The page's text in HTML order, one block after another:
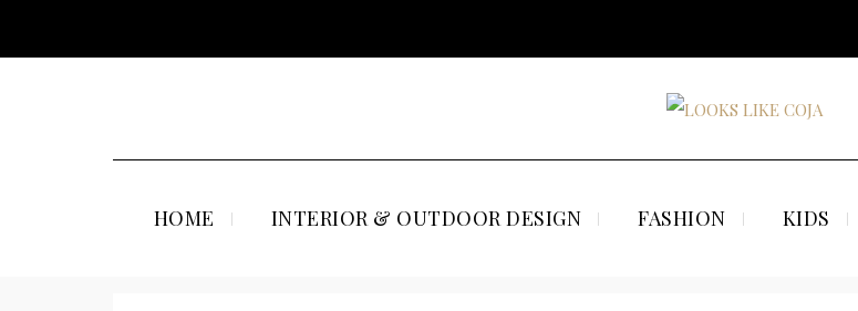
HOME INTERIOR & OUTDOOR DESIGN FASHION KIDS